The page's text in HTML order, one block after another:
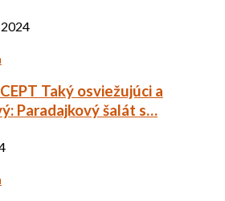
Taký osviežujúci a
Paradajkový šalát s…